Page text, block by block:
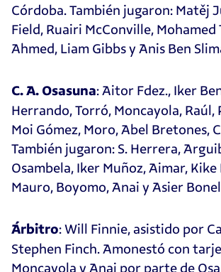
Córdoba. También jugaron: Matěj
Field, Ruairi McConville, Mohamed
Ahmed, Liam Gibbs y Anis Ben
C. A. Osasuna: Aitor Fdez., Iker
Herrando, Torró, Moncayola, Raúl,
Moi Gómez, Moro, Abel Bretones,
También jugaron: S. Herrera,
Osambela, Iker Muñoz, Aimar, Kike
Mauro, Boyomo, Anai y Asier
Árbitro: Will Finnie, asistido por
Stephen Finch. Amonestó con
Moncayola y Anai por parte de